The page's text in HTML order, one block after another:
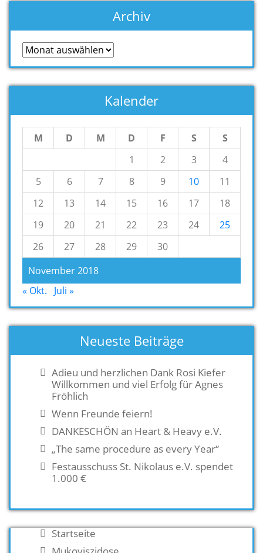
Archiv
Archiv
Kalender
November 2018
M D M D F S
S
1
2 3
4
5
6 7 8 9 10
11
12
13 14 15 16 17
18
19
20 21 22 23 24
25
26
27 28 29 30
« Okt. Juli »
Neueste Beiträge
Adieu und herzlichen Dank Rosi Kiefer
Willkommen und viel Erfolg für Agnes
Fröhlich
Wenn Freunde feiern!
DANKESCHÖN an Heart & Heavy e.V.
„The same procedure as every Year“
Festausschuss St. Nikolaus e.V. spendet
1.000 €
Startseite